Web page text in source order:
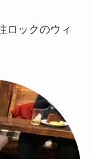
ロックのウィ